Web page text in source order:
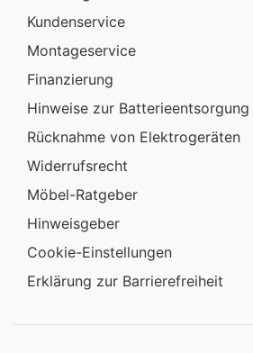
Kundenservice
Montageservice
Finanzierung
Hinweise zur Batterieentsorgung
Rücknahme von Elektrogeräten
Widerrufsrecht
Möbel-Ratgeber
Hinweisgeber
Cookie-Einstellungen
Erklärung zur Barrierefreiheit